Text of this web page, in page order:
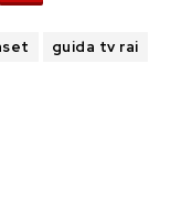
guida tv rai